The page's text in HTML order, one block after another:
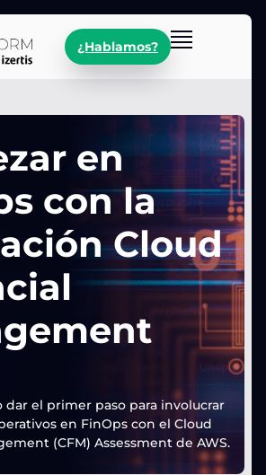
¿Hablamos?
en
con la
Cloud
dar el primer paso para involucrar
en FinOps con el Cloud
(CFM) Assessment de AWS.